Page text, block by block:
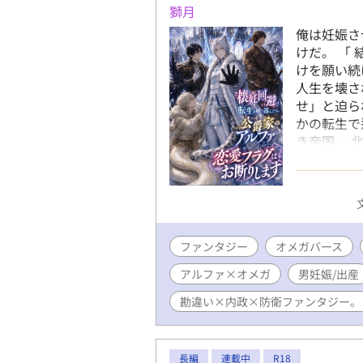
獅月
俺は妊娠
けだ。 「
けを願い
人生を壊
せ」と迫
かの転生
き帝国。
を歩むこ
る。」
ところが
展。 本人
その行動
家の黒鳥
までもが
ントを全
勘違い防
ファンタジー
オメガバース
アルファ×オメガ
男妊娠/出産
勘違い×内政×防衛ファンタジー。
長編 連載中 R18